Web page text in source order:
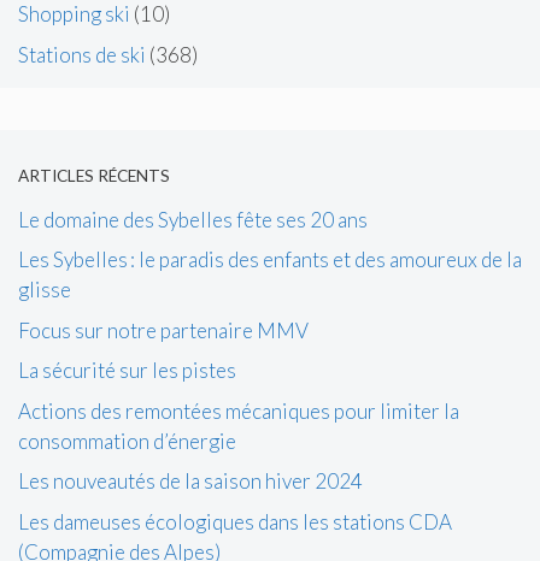
Shopping ski (10)
Stations de ski (368)
ARTICLES RÉCENTS
Le domaine des Sybelles fête ses 20 ans
Les Sybelles : le paradis des enfants et des amoureux de la
glisse
Focus sur notre partenaire MMV
La sécurité sur les pistes
Actions des remontées mécaniques pour limiter la
consommation d’énergie
Les nouveautés de la saison hiver 2024
Les dameuses écologiques dans les stations CDA
(Compagnie des Alpes)